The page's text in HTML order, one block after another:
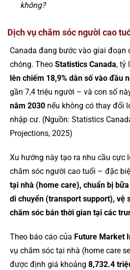
không?
Dịch vụ chăm sóc người cao
Canada đang bước vào giai đoạn
chóng. Theo Statistics Canada, tỷ
lên chiếm 18,9% dân số vào đầu
gần 7,4 triệu người – và con số
năm 2030 nếu không có thay đổi
nhập cư. (Nguồn: Statistics
Projections, 2025)
Xu hướng này tạo ra nhu cầu cực
chăm sóc người cao tuổi – đặc
tại nhà (home care), chuẩn bị
di chuyển (transport support), vệ
chăm sóc bán thời gian tại các
Theo báo cáo của Future Market
vụ chăm sóc tại nhà (home care
được định giá khoảng 8,732.4